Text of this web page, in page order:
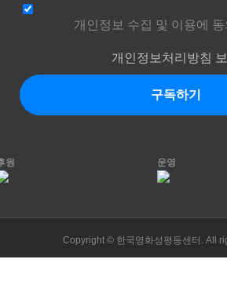
개인정보 수집 및 이용에
개인정보처리방침 보
운영
원
Copyright © 한국영화성평등센터. All